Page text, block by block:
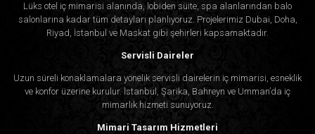
Lüks otel iç mimarisi alanında, lobiden süite, spa alanlarından balo
salonlarına kadar tüm detayları planlıyoruz. Projelerimiz Dubai, Doha,
Riyad, İstanbul ve Maskat gibi şehirleri kapsamaktadır.
Servisli Daireler
Uzun süreli konaklamalara yönelik servisli dairelerin iç mimarisi, esneklik
ve konfor üzerine kurulur. İstanbul, Şarika, Bahreyn ve Umman’da iç
mimarlık hizmeti sunuyoruz.
Mimari Tasarım Hizmetleri